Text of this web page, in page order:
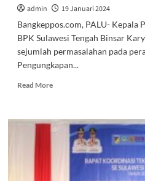
admin
19 Januari 2024
Bangkeppos.com, PALU- Kepala
BPK Sulawesi Tengah Binsar
sejumlah permasalahan pada
Pengungkapan...
Read MoreRead
BPK
Sulteng
Temukan
Sejumlah